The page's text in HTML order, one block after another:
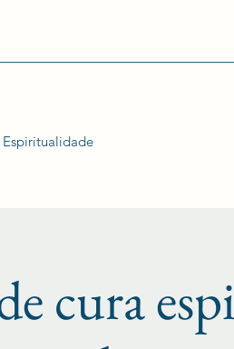
cura